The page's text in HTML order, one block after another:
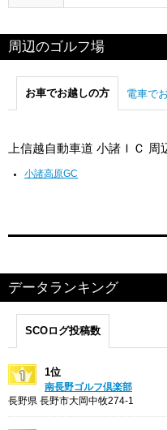
周辺のゴルフ場
お車でお越しの方 電車で
上信越自動車道 小諸ＩＣ 周
小諸高原GC
データランキング
SCOログ投稿数
1位
南長野ゴルフ倶楽部
長野県 長野市大岡中牧274-1